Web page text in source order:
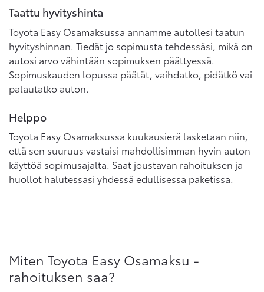
Taattu hyvityshinta
Toyota Easy Osamaksussa annamme autollesi taatun
hyvityshinnan. Tiedät jo sopimusta tehdessäsi, mikä on
autosi arvo vähintään sopimuksen päättyessä.
Sopimuskauden lopussa päätät, vaihdatko, pidätkö vai
palautatko auton.
Helppo
Toyota Easy Osamaksussa kuukausierä lasketaan niin,
että sen suuruus vastaisi mahdollisimman hyvin auton
käyttöä sopimusajalta. Saat joustavan rahoituksen ja
huollot halutessasi yhdessä edullisessa paketissa.
Miten Toyota Easy Osamaksu -
rahoituksen saa?